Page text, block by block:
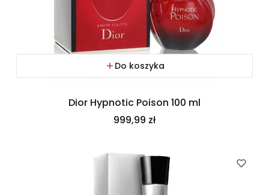
Do koszyka
Dior Hypnotic Poison 100 ml
Cena
999,99 zł